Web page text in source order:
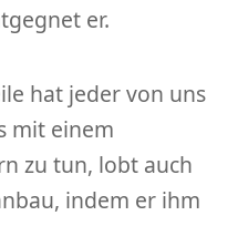
er.
hat jeder von uns
mit einem
zu tun, lobt auch
indem er ihm